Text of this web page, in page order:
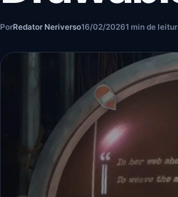
PorRedator Neriverso16/02/20261 min de